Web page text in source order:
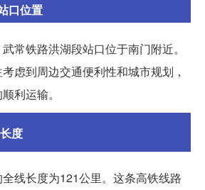
口位置
常铁路洪湖段站口位于南门附近。
虑到周边交通便利性和城市规划，
利运输。
度
线长度为121公里。这条高铁线路